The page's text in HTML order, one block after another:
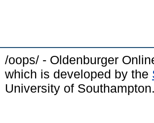
/oops/ - Oldenburger
which is developed by the
University of Southampton.